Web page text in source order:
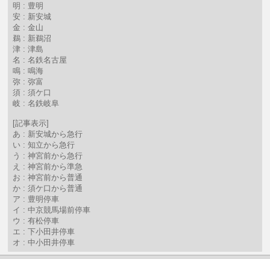
明 : 豊明
安 : 新安城
金 : 金山
鵜 : 新鵜沼
津 : 津島
名 : 名鉄名古屋
鳴 : 鳴海
弥 : 弥富
須 : 須ケ口
岐 : 名鉄岐阜
[記事表示]
あ : 新安城から急行
い : 知立から急行
う : 神宮前から急行
え : 神宮前から準急
お : 神宮前から普通
か : 須ケ口から普通
ア : 豊明停車
イ : 中京競馬場前停車
ウ : 有松停車
エ : 下小田井停車
オ : 中小田井停車